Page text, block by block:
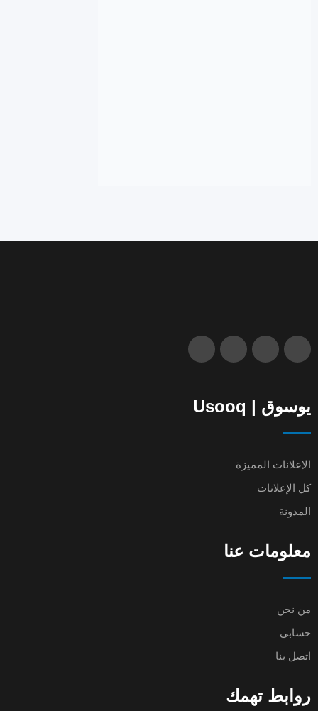
يوسوق | Usooq
الإعلانات المميزة
كل الإعلانات
المدونة
معلومات عنا
من نحن
حسابي
اتصل بنا
روابط تهمك